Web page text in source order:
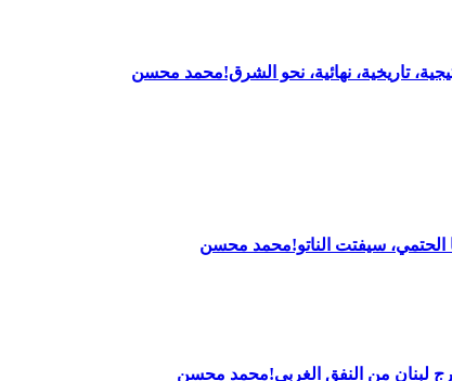
تاريخية، نهائية، نحو الشرق!محمد محسن
الحتمي، سيفتت الناتو!محمد محسن
لبنان من النفق الغربي!محمد محسن